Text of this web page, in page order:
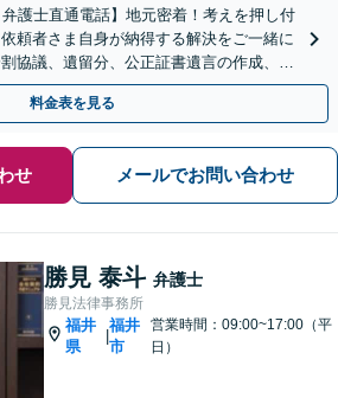
弁護士直通電話】地元密着！考えを押し付
頼者さま自身が納得する解決をご一緒に
協議、遺留分、公正証書遺言の作成、終
相談ください【駐車場あり】
料金表を見る
せ メールでお問い合わせ
勝見 泰斗 弁護士
勝見法律事務所
福井
県
|
福井
市
営業時間：09:00~17:00（平
日）